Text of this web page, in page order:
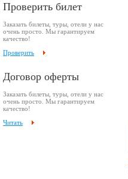
Проверить билет
Заказать билеты, туры, отели у нас
очень просто. Мы гарантируем
качество!
Проверить
Договор оферты
Заказать билеты, туры, отели у нас
очень просто. Мы гарантируем
качество!
Читать